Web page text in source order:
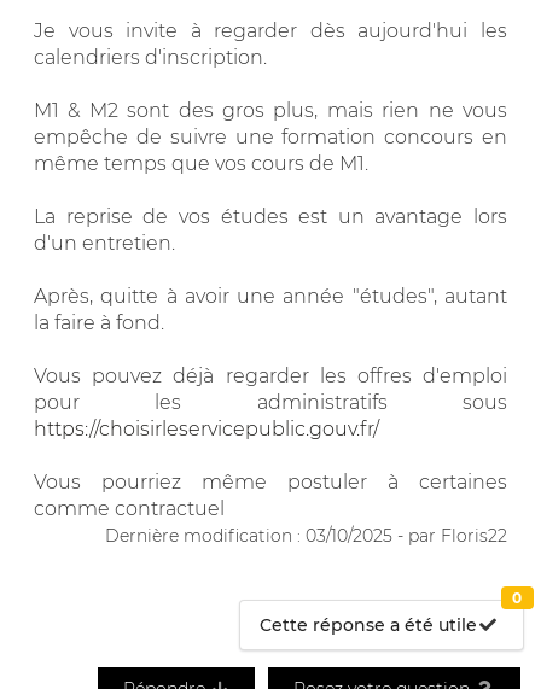
Je vous invite à regarder dès aujourd'hui les
calendriers d'inscription.
M1 & M2 sont des gros plus, mais rien ne vous
empêche de suivre une formation concours en
même temps que vos cours de M1.
La reprise de vos études est un avantage lors
d'un entretien.
Après, quitte à avoir une année "études", autant
la faire à fond.
Vous pouvez déjà regarder les offres d'emploi
pour les administratifs sous
https://choisirleservicepublic.gouv.fr/
Vous pourriez même postuler à certaines
comme contractuel
Dernière modification : 03/10/2025 - par Floris22
Cette réponse a été utile
0